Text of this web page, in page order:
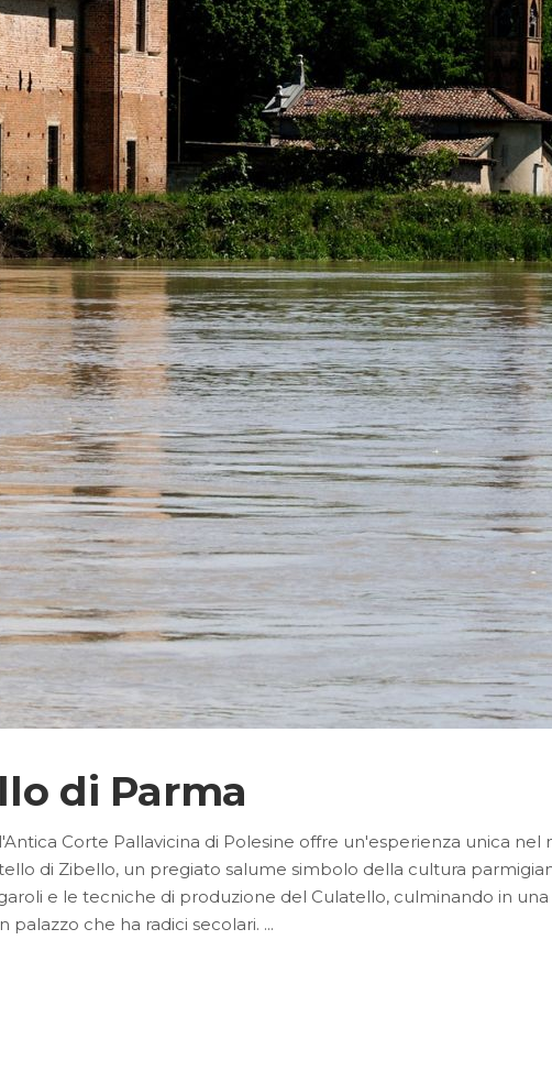
di Parma
Corte Pallavicina di Polesine offre un'esperienza unica nel
di Zibello, un pregiato salume simbolo della cultura
e le tecniche di produzione del Culatello, culminando in
palazzo che ha radici secolari.